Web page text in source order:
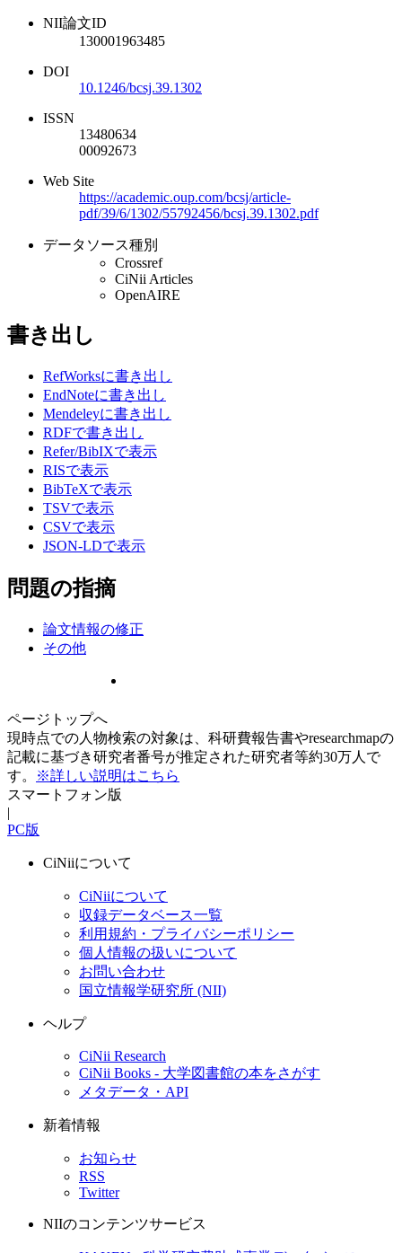
NII論文ID
130001963485
DOI
10.1246/bcsj.39.1302
ISSN
13480634
00092673
Web Site
https://academic.oup.com/bcsj/article-
pdf/39/6/1302/55792456/bcsj.39.1302.pdf
データソース種別
Crossref
CiNii Articles
OpenAIRE
書き出し
RefWorksに書き出し
EndNoteに書き出し
Mendeleyに書き出し
RDFで書き出し
Refer/BibIXで表示
RISで表示
BibTeXで表示
TSVで表示
CSVで表示
JSON-LDで表示
問題の指摘
論文情報の修正
その他
ページトップへ
現時点での人物検索の対象は、科研費報告書やresearchmapの
記載に基づき研究者番号が推定された研究者等約30万人で
す。
※詳しい説明はこちら
スマートフォン版
|
PC版
CiNiiについて
CiNiiについて
収録データベース一覧
利用規約・プライバシーポリシー
個人情報の扱いについて
お問い合わせ
国立情報学研究所 (NII)
ヘルプ
CiNii Research
CiNii Books - 大学図書館の本をさがす
メタデータ・API
新着情報
お知らせ
RSS
Twitter
NIIのコンテンツサービス